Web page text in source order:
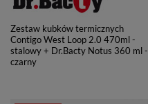
Zestaw kubków termicznych
Contigo West Loop 2.0 470ml -
stalowy + Dr.Bacty Notus 360 ml -
czarny